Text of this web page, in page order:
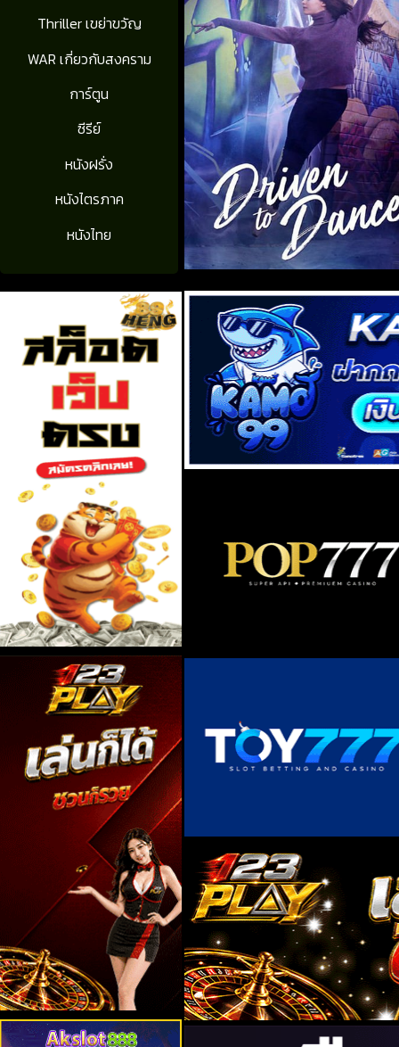
Thriller เขย่าขวัญ
WAR เกี่ยวกับสงคราม
การ์ตูน
ซีรีย์
หนังฝรั่ง
หนังไตรภาค
หนังไทย